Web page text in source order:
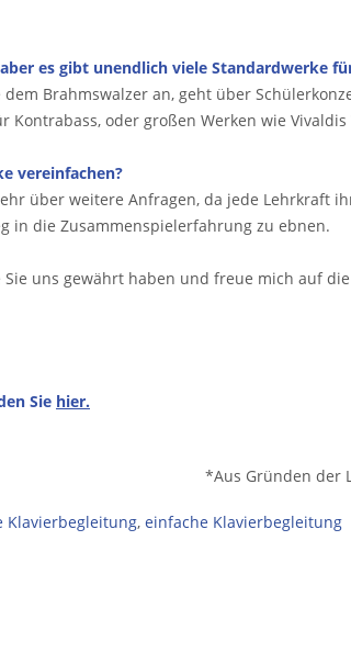
es gibt unendlich viele Standardwerke
Brahmswalzer an, geht über
oder großen Werken wie Vivaldis
vereinfachen?
über weitere Anfragen, da jede Lehrkraft
in die Zusammenspielerfahrung zu ebnen.
uns gewährt haben und freue mich auf
Sie hier.
benutzt der Autor in
Klavierbegleitung, einfache Klavierbegleitung